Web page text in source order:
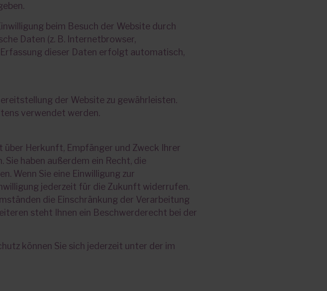
beim Besuch der Website durch
Daten (z. B. Internetbrowser,
dieser Daten erfolgt automatisch,
der Website zu gewährleisten.
verwendet werden.
Herkunft, Empfänger und Zweck Ihrer
haben außerdem ein Recht, die
Wenn Sie eine Einwilligung zur
jederzeit für die Zukunft widerrufen.
die Einschränkung der Verarbeitung
steht Ihnen ein Beschwerderecht bei der
können Sie sich jederzeit unter der im